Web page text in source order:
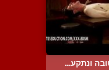
ונתקע...